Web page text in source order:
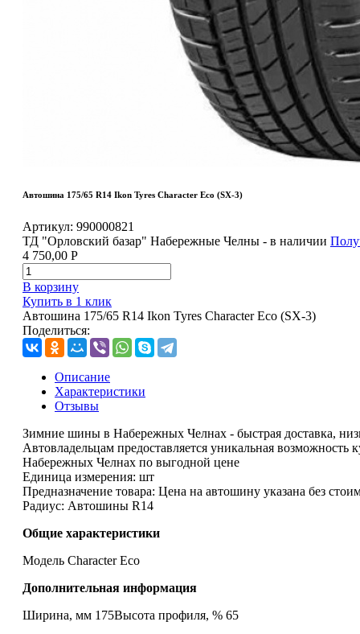
Автошина 175/65 R14 Ikon Tyres Character Eco (SX-3)
Артикул: 990000821
ТД "Орловский базар" Набережные Челны - в наличии
4 750,00 Р
В корзину
Купить в 1 клик
Автошина 175/65 R14 Ikon Tyres Character Eco (SX-3)
Поделиться:
Описание
Характеристики
Отзывы
Зимние шины в Набережных Челнах - быстрая доставка,
Автовладельцам предоставляется уникальная
Набережных Челнах по выгодной цене
Единица измерения: шт
Предназначение товара: Цена на автошину указана без
Радиус: Автошины R14
Общие характеристики
Модель Character Eco
Дополнительная информация
Ширина, мм 175Высота профиля, % 65